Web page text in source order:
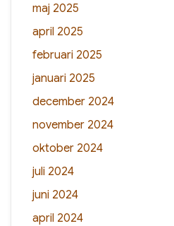
maj 2025
april 2025
februari 2025
januari 2025
december 2024
november 2024
oktober 2024
juli 2024
juni 2024
april 2024